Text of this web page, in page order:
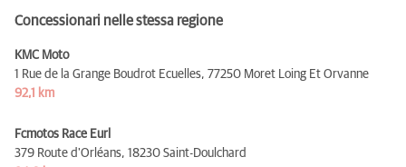
Concessionari nelle stessa regione
KMC Moto
1 Rue de la Grange Boudrot Ecuelles, 77250 Moret Loing Et Orvanne
92,1 km
Fcmotos Race Eurl
379 Route d'Orléans, 18230 Saint-Doulchard